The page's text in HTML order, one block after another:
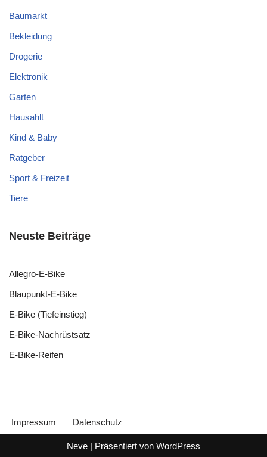
Baumarkt
Bekleidung
Drogerie
Elektronik
Garten
Hausahlt
Kind & Baby
Ratgeber
Sport & Freizeit
Tiere
Neuste Beiträge
Allegro-E-Bike
Blaupunkt-E-Bike
E-Bike (Tiefeinstieg)
E-Bike-Nachrüstsatz
E-Bike-Reifen
Impressum Datenschutz
Neve | Präsentiert von WordPress